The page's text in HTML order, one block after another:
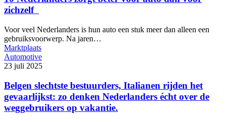
zichzelf
Voor veel Nederlanders is hun auto een stuk meer dan alleen een
gebruiksvoorwerp. Na jaren…
Marktplaats
Automotive
23 juli 2025
Belgen slechtste bestuurders, Italianen rijden het
gevaarlijkst: zo denken Nederlanders écht over de
weggebruikers op vakantie.